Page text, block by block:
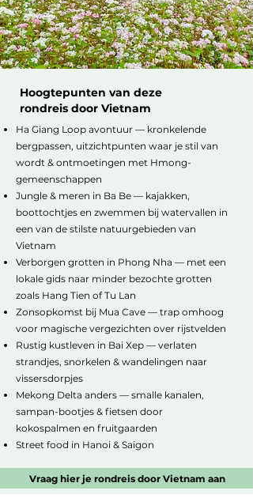
Hoogtepunten van deze
rondreis door Vietnam
Ha Giang Loop avontuur — kronkelende
bergpassen, uitzichtpunten waar je stil van
wordt & ontmoetingen met Hmong-
gemeenschappen
Jungle & meren in Ba Be — kajakken,
boottochtjes en zwemmen bij watervallen in
een van de stilste natuurgebieden van
Vietnam
Verborgen grotten in Phong Nha — met een
lokale gids naar minder bezochte grotten
zoals Hang Tien of Tu Lan
Zonsopkomst bij Mua Cave — trap omhoog
voor magische vergezichten over rijstvelden
Rustig kustleven in Bai Xep — verlaten
strandjes, snorkelen & wandelingen naar
vissersdorpjes
Mekong Delta anders — smalle kanalen,
sampan-bootjes & fietsen door
kokospalmen en fruitgaarden
Street food in Hanoi & Saigon
Vraag hier je rondreis door Vietnam aan